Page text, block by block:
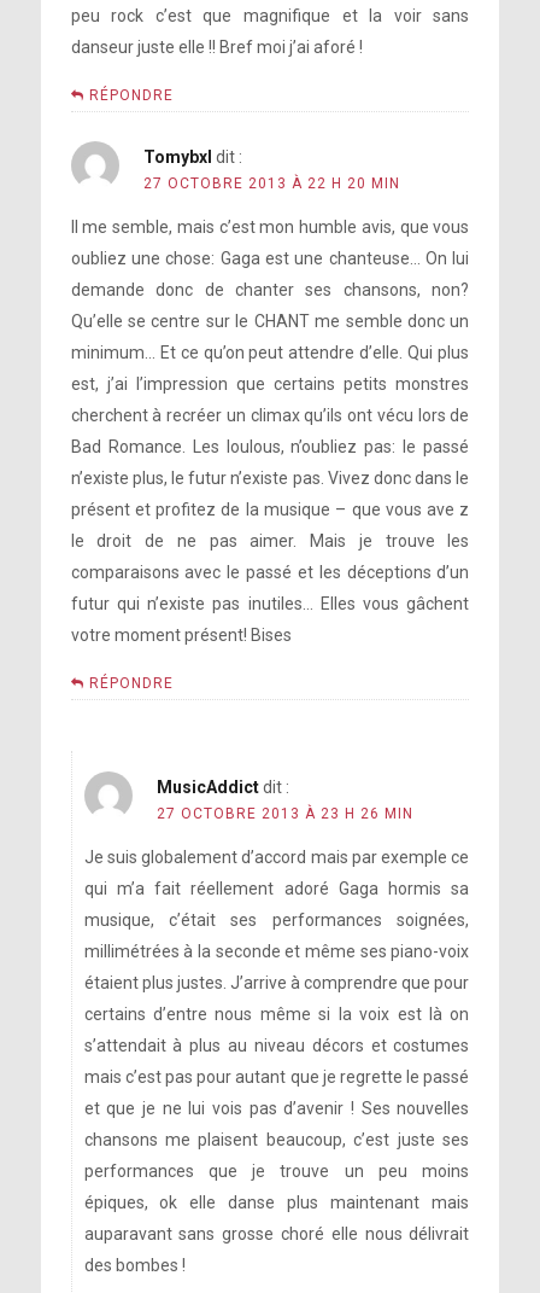
peu rock c’est que magnifique et la voir sans
danseur juste elle !! Bref moi j’ai aforé !
RÉPONDRE
Tomybxl dit :
27 OCTOBRE 2013 À 22 H 20 MIN
Il me semble, mais c’est mon humble avis, que vous
oubliez une chose: Gaga est une chanteuse… On lui
demande donc de chanter ses chansons, non?
Qu’elle se centre sur le CHANT me semble donc un
minimum… Et ce qu’on peut attendre d’elle. Qui plus
est, j’ai l’impression que certains petits monstres
cherchent à recréer un climax qu’ils ont vécu lors de
Bad Romance. Les loulous, n’oubliez pas: le passé
n’existe plus, le futur n’existe pas. Vivez donc dans le
présent et profitez de la musique – que vous ave z
le droit de ne pas aimer. Mais je trouve les
comparaisons avec le passé et les déceptions d’un
futur qui n’existe pas inutiles… Elles vous gâchent
votre moment présent! Bises
RÉPONDRE
MusicAddict dit :
27 OCTOBRE 2013 À 23 H 26 MIN
Je suis globalement d’accord mais par exemple ce
qui m’a fait réellement adoré Gaga hormis sa
musique, c’était ses performances soignées,
millimétrées à la seconde et même ses piano-voix
étaient plus justes. J’arrive à comprendre que pour
certains d’entre nous même si la voix est là on
s’attendait à plus au niveau décors et costumes
mais c’est pas pour autant que je regrette le passé
et que je ne lui vois pas d’avenir ! Ses nouvelles
chansons me plaisent beaucoup, c’est juste ses
performances que je trouve un peu moins
épiques, ok elle danse plus maintenant mais
auparavant sans grosse choré elle nous délivrait
des bombes !